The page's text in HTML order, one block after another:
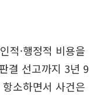
적·행정적 비용을
결 선고까지 3년 9
소하면서 사건은